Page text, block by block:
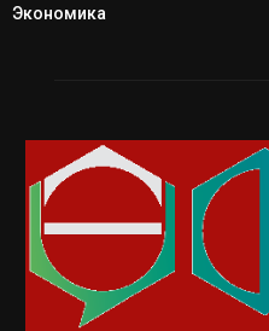
Экономика